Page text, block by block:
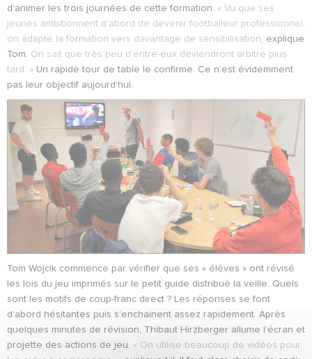
d’animer les trois journées de cette formation. « Vu que ses
jeunes ambitionnent d’abord de devenir footballeur professionnel,
on adapte la formation vers davantage de sensibilisation, explique
Tom. On sait que très peu d’entre-eux deviendront arbitre plus
tard. » Un rapide tour de table le confirme. Ce n’est évidemment
pas leur objectif aujourd’hui.
Tom Wojcik commence par vérifier que ses « élèves » ont révisé
les lois du jeu imprimés sur le petit guide distribué la veille. Quels
sont les motifs de coup-franc direct ? Les réponses se font
d’abord hésitantes puis s’enchainent assez rapidement. Après
quelques minutes de révision, Thibaut Hirzberger allume l’écran et
projette des actions de jeu. « On utilise beaucoup de vidéos pour